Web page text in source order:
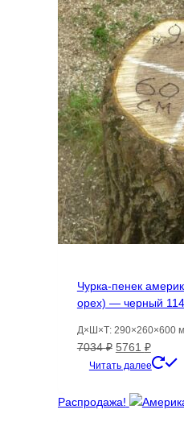
Чурка-пенек
орех) — черный
Д×Ш×Т: 290×260×600
7034₽
цена
7034 ₽.
5761 ₽
цена:
Читать далее
Распродажа!